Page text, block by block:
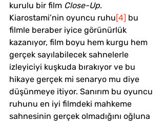
kurulu bir film Close-Up.
Kiarostami’nin oyuncu ruhu[4] bu
filmle beraber iyice görünürlük
kazanıyor, film boyu hem kurgu hem
gerçek sayılabilecek sahnelerle
izleyiciyi kuşkuda bırakıyor ve bu
hikaye gerçek mi senaryo mu diye
düşünmeye itiyor. Sanırım bu oyuncu
ruhunu en iyi filmdeki mahkeme
sahnesinin gerçek olmadığını oğluna